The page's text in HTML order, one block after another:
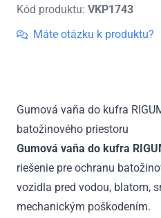
gumová
Rigum
2022
Kód produktu: VKP1743
Máte otázku k produktu?
Gumová vaňa do kufra
batožinového priestoru
Gumová vaňa do kufra
riešenie pre ochranu
vozidla pred vodou, blatom,
mechanickým poškodením.